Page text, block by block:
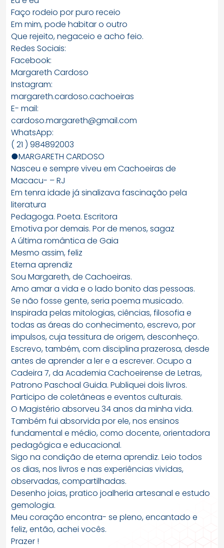
Faço rodeio por puro receio
Em mim, pode habitar o outro
Que rejeito, negaceio e acho feio.
Redes Sociais:
Facebook:
Margareth Cardoso
Instagram:
margareth.cardoso.cachoeiras
E- mail:
cardoso.margareth@gmail.com
WhatsApp:
( 21 ) 984892003
●MARGARETH CARDOSO
Nasceu e sempre viveu em Cachoeiras de
Macacu- – RJ
Em tenra idade já sinalizava fascinação pela
literatura
Pedagoga. Poeta. Escritora
Emotiva por demais. Por de menos, sagaz
A última romântica de Gaia
Mesmo assim, feliz
Eterna aprendiz
Sou Margareth, de Cachoeiras.
Amo amar a vida e o lado bonito das pessoas.
Se não fosse gente, seria poema musicado.
Inspirada pelas mitologias, ciências, filosofia e
todas as áreas do conhecimento, escrevo, por
impulsos, cuja tessitura de origem, desconheço.
Escrevo, também, com disciplina prazerosa, desde
antes de aprender a ler e a escrever. Ocupo a
Cadeira 7, da Academia Cachoeirense de Letras,
Patrono Paschoal Guida. Publiquei dois livros.
Participo de coletâneas e eventos culturais.
O Magistério absorveu 34 anos da minha vida.
Também fui absorvida por ele, nos ensinos
fundamental e médio, como docente, orientadora
pedagógica e educacional.
Sigo na condição de eterna aprendiz. Leio todos
os dias, nos livros e nas experiências vividas,
observadas, compartilhadas.
Desenho joias, pratico joalheria artesanal e estudo
gemologia.
Meu coração encontra- se pleno, encantado e
feliz, então, achei vocês.
Prazer !